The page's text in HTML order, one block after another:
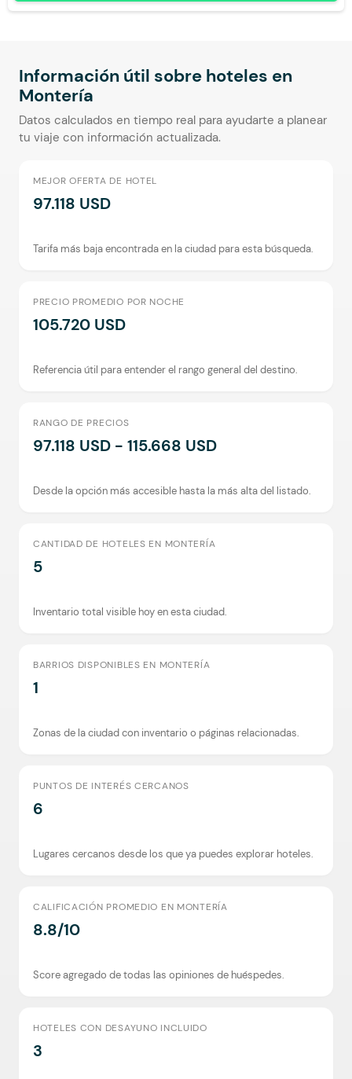
Silla Escritorio
Información útil sobre hoteles en
Montería
Datos calculados en tiempo real para ayudarte a planear
tu viaje con información actualizada.
MEJOR OFERTA DE HOTEL
97.118 USD
Tarifa más baja encontrada en la ciudad para esta búsqueda.
PRECIO PROMEDIO POR NOCHE
105.720 USD
Referencia útil para entender el rango general del destino.
RANGO DE PRECIOS
97.118 USD - 115.668 USD
Desde la opción más accesible hasta la más alta del listado.
CANTIDAD DE HOTELES EN MONTERÍA
5
Inventario total visible hoy en esta ciudad.
BARRIOS DISPONIBLES EN MONTERÍA
1
Zonas de la ciudad con inventario o páginas relacionadas.
PUNTOS DE INTERÉS CERCANOS
6
Lugares cercanos desde los que ya puedes explorar hoteles.
CALIFICACIÓN PROMEDIO EN MONTERÍA
8.8/10
Score agregado de todas las opiniones de huéspedes.
HOTELES CON DESAYUNO INCLUIDO
3